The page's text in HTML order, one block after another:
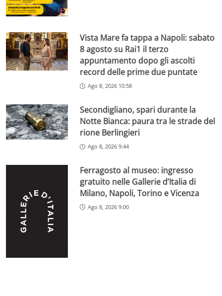
Vista Mare fa tappa a Napoli: sabato
8 agosto su Rai1 il terzo
appuntamento dopo gli ascolti
record delle prime due puntate
Ago 8, 2026 10:58
Secondigliano, spari durante la
Notte Bianca: paura tra le strade del
rione Berlingieri
Ago 8, 2026 9:44
Ferragosto al museo: ingresso
gratuito nelle Gallerie d’Italia di
Milano, Napoli, Torino e Vicenza
Ago 8, 2026 9:00